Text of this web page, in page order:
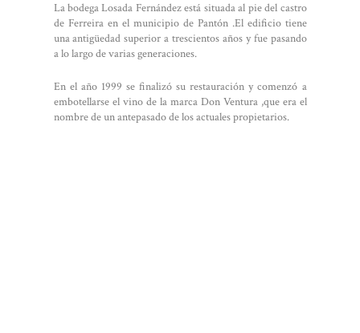
La bodega Losada Fernández está situada al pie del castro
de Ferreira en el municipio de Pantón .El edificio tiene
una antigüedad superior a trescientos años y fue pasando
a lo largo de varias generaciones.
En el año 1999 se finalizó su restauración y comenzó a
embotellarse el vino de la marca Don Ventura ,que era el
nombre de un antepasado de los actuales propietarios.